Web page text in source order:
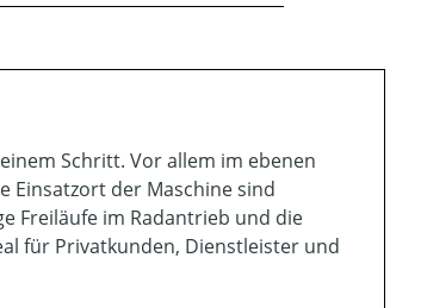
Schritt. Vor allem im ebenen
Einsatzort der Maschine sind
Freiläufe im Radantrieb und die
für Privatkunden, Dienstleister und